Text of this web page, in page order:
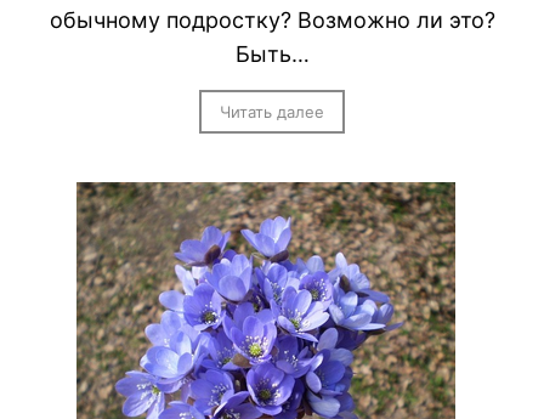
обычному подростку? Возможно ли это?
Быть…
Читать далее